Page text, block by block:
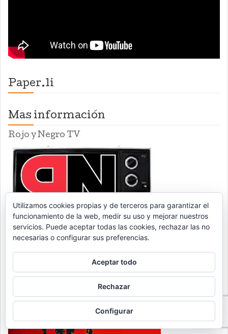
Paper.li
Mas información
Rojo y Negro TV
Formación Confederal
Utilizamos cookies propias y de terceros para garantizar el
funcionamiento de la web, medir su uso y mejorar nuestros
servicios. Puede aceptar todas las cookies, rechazar las no
necesarias o configurar sus preferencias.
Aceptar todo
Rechazar
Configurar